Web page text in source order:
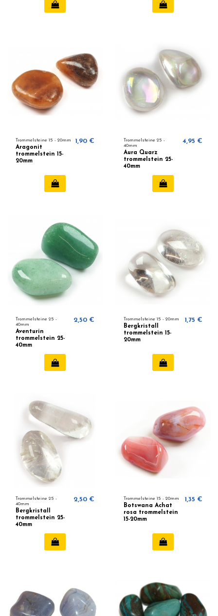
Trommelsteine ​​15 - 20mm
Aragonit
trommelstein 15-
20mm
1,90 €
Trommelsteine 25 -
40mm
Aura Quarz
trommelstein 25-
40mm
4,95 €
Trommelsteine 25 -
40mm
Aventurin
trommelstein 25-
40mm
2,50 € Trommelsteine ​​15 - 20mm
Bergkristall
trommelstein 15-
20mm
1,75 €
Trommelsteine 25 -
40mm
Bergkristall
trommelstein 25-
40mm
2,50 € Trommelsteine ​​15 - 20mm
Botswana Achat
rosa trommelstein
15-20mm
1,35 €